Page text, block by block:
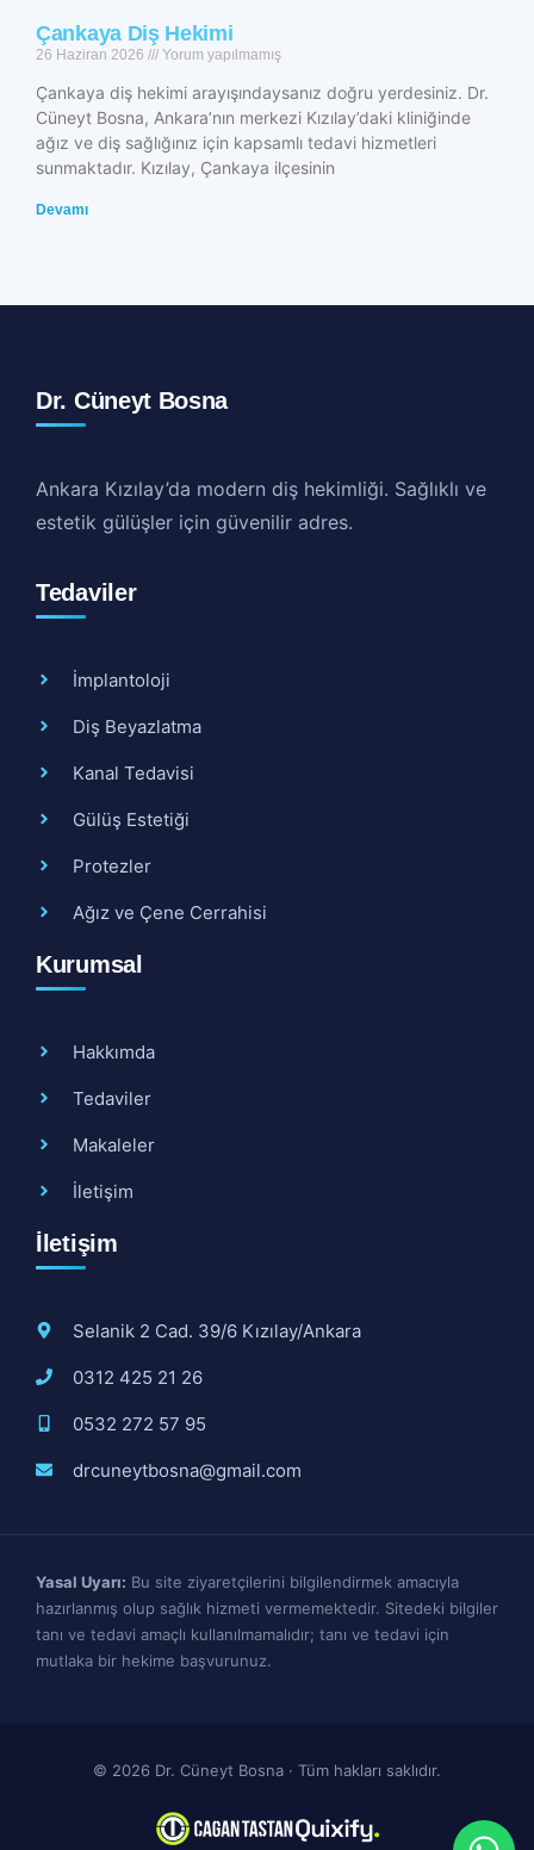
Çankaya Diş Hekimi
26 Haziran 2026 Yorum yapılmamış
Çankaya diş hekimi arayışındaysanız doğru yerdesiniz. Dr.
Cüneyt Bosna, Ankara’nın merkezi Kızılay’daki kliniğinde
ağız ve diş sağlığınız için kapsamlı tedavi hizmetleri
sunmaktadır. Kızılay, Çankaya ilçesinin
Devamı
Dr. Cüneyt Bosna
Ankara Kızılay’da modern diş hekimliği. Sağlıklı ve
estetik gülüşler için güvenilir adres.
Tedaviler
İmplantoloji
Diş Beyazlatma
Kanal Tedavisi
Gülüş Estetiği
Protezler
Ağız ve Çene Cerrahisi
Kurumsal
Hakkımda
Tedaviler
Makaleler
İletişim
İletişim
Selanik 2 Cad. 39/6 Kızılay/Ankara
0312 425 21 26
0532 272 57 95
drcuneytbosna@gmail.com
Yasal Uyarı: Bu site ziyaretçilerini bilgilendirmek amacıyla
hazırlanmış olup sağlık hizmeti vermemektedir. Sitedeki bilgiler
tanı ve tedavi amaçlı kullanılmamalıdır; tanı ve tedavi için
mutlaka bir hekime başvurunuz.
© 2026 Dr. Cüneyt Bosna · Tüm hakları saklıdır.